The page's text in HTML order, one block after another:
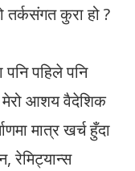
कुरा हो ?
पहिले पनि
आशय वैदेशिक
मात्र खर्च हुँदा
रेमिट्यान्स